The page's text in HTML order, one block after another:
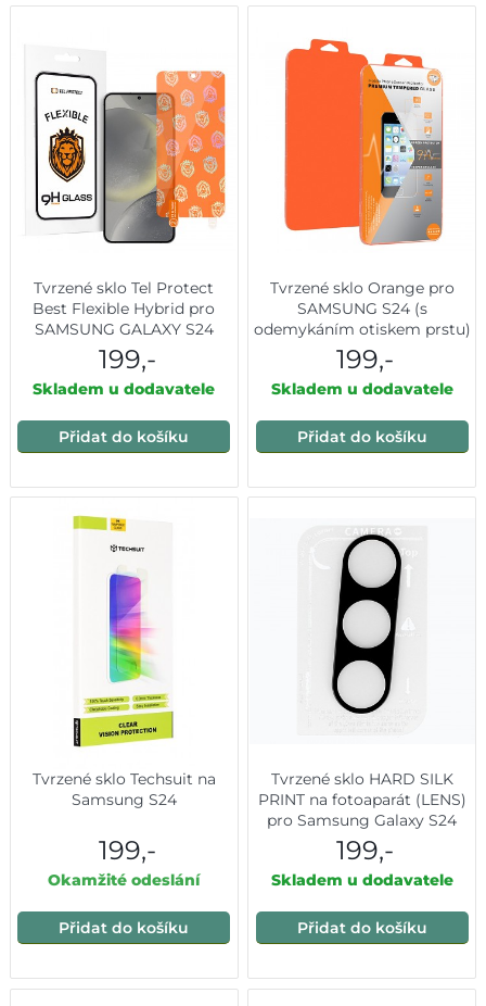
Tvrzené sklo Tel Protect
Best Flexible Hybrid pro
SAMSUNG GALAXY S24
199,-
Skladem u dodavatele
Přidat do košíku
Tvrzené sklo Orange pro
SAMSUNG S24 (s
odemykáním otiskem prstu)
199,-
Skladem u dodavatele
Přidat do košíku
Tvrzené sklo Techsuit na
Samsung S24
199,-
Okamžité odeslání
Přidat do košíku
Tvrzené sklo HARD SILK
PRINT na fotoaparát (LENS)
pro Samsung Galaxy S24
199,-
Skladem u dodavatele
Přidat do košíku